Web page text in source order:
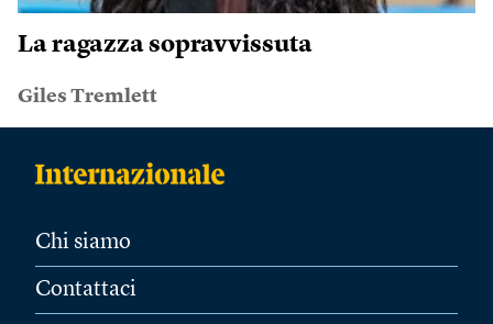
La ragazza sopravvissuta
Giles Tremlett
Chi siamo
Contattaci